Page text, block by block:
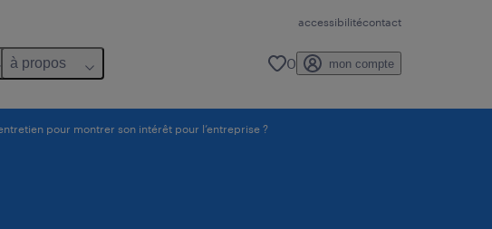
accessibilitécontact
à propos 0 mon compte
pour montrer son intérêt pour l’entreprise ?